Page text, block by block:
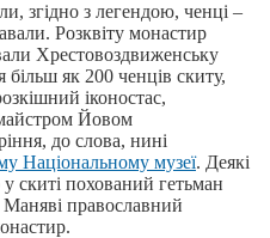
згідно з легендою, ченці –
Розквіту монастир
Хрестовоздвиженську
як 200 ченців скиту,
іконостас,
Йовом
до слова, нині
Національному музеї. Деякі
скиті похований гетьман
православний